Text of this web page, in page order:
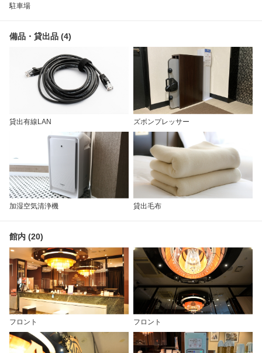
駐車場
備品・貸出品 (4)
貸出有線LAN ズボンプレッサー
加湿空気清浄機 貸出毛布
館内 (20)
フロント フロント